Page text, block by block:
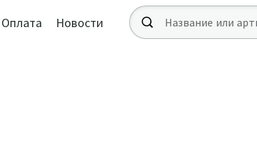
Оплата Новости